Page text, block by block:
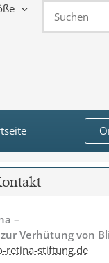
for:
–
Verhütung von
retina-stiftung.de